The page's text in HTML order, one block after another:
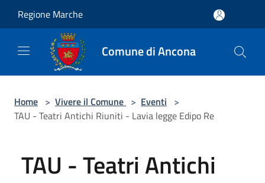
Regione Marche
Comune di Ancona
Home > Vivere il Comune > Eventi >
TAU - Teatri Antichi Riuniti - Lavia legge Edipo Re
TAU - Teatri Antichi